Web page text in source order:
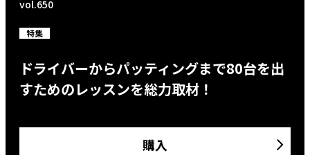
vol.650
特集
ドライバーからパッティングまで80台を出
すためのレッスンを総力取材！
購入